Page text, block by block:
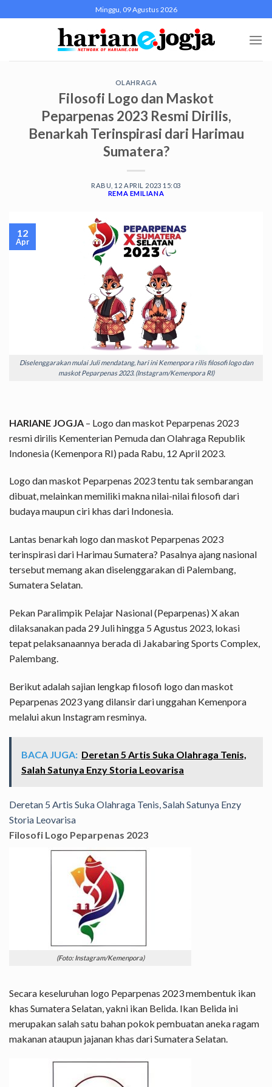
to
Minggu, 09 Agustus 2026
OLAHRAGA
Filosofi Logo dan Maskot
Peparpenas 2023 Resmi Dirilis,
Benarkah Terinspirasi dari Harimau
Sumatera?
RABU, 12 APRIL 2023 15:03
REMA EMILIANA
Diselenggarakan mulai Juli mendatang, hari ini Kemenpora rilis filosofi logo dan
maskot Peparpenas 2023. (Instagram/Kemenpora RI)
12
Apr
HARIANE JOGJA – Logo dan maskot Peparpenas 2023
resmi dirilis Kementerian Pemuda dan Olahraga Republik
Indonesia (Kemenpora RI) pada Rabu, 12 April 2023.
Logo dan maskot Peparpenas 2023 tentu tak sembarangan
dibuat, melainkan memiliki makna nilai-nilai filosofi dari
budaya maupun ciri khas dari Indonesia.
Lantas benarkah logo dan maskot Peparpenas 2023
terinspirasi dari Harimau Sumatera? Pasalnya ajang nasional
tersebut memang akan diselenggarakan di Palembang,
Sumatera Selatan.
Pekan Paralimpik Pelajar Nasional (Peparpenas) X akan
dilaksanakan pada 29 Juli hingga 5 Agustus 2023, lokasi
tepat pelaksanaannya berada di Jakabaring Sports Complex,
Palembang.
Berikut adalah sajian lengkap filosofi logo dan maskot
Peparpenas 2023 yang dilansir dari unggahan Kemenpora
melalui akun Instagram resminya.
BACA JUGA: Deretan 5 Artis Suka Olahraga Tenis,
Salah Satunya Enzy Storia Leovarisa
Deretan 5 Artis Suka Olahraga Tenis, Salah Satunya Enzy
Storia Leovarisa
Filosofi Logo Peparpenas 2023
(Foto: Instagram/Kemenpora)
Secara keseluruhan logo Peparpenas 2023 membentuk ikan
khas Sumatera Selatan, yakni ikan Belida. Ikan Belida ini
merupakan salah satu bahan pokok pembuatan aneka ragam
makanan ataupun jajanan khas dari Sumatera Selatan.